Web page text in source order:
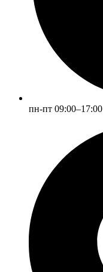
пн-пт 09:00–17:00